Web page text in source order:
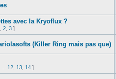
avec la Kryoflux ?
2 3 ]
(Killer Ring mais pas que)
12 13 14 ]